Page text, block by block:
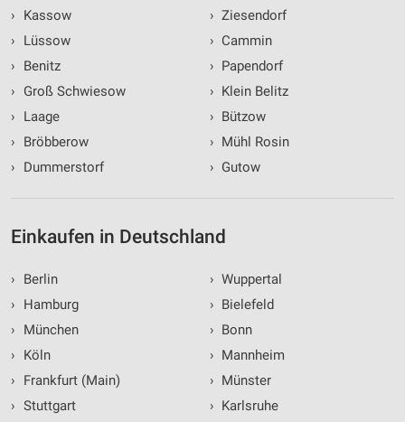
›
Kassow
›
Lüssow
›
Benitz
›
Groß Schwiesow
›
Laage
›
Bröbberow
›
Dummerstorf
› Ziesendorf
› Cammin
› Papendorf
› Klein Belitz
› Bützow
› Mühl Rosin
› Gutow
Einkaufen in Deutschland
›
Berlin
›
Hamburg
›
München
›
Köln
›
Frankfurt (Main)
› Stuttgart
› Wuppertal
› Bielefeld
› Bonn
› Mannheim
› Münster
› Karlsruhe